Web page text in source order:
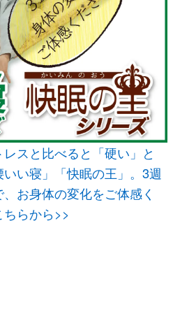
スと比べると「硬い」と
い寝」「快眠の王」。3週
お身体の変化をご体感く
らから>>